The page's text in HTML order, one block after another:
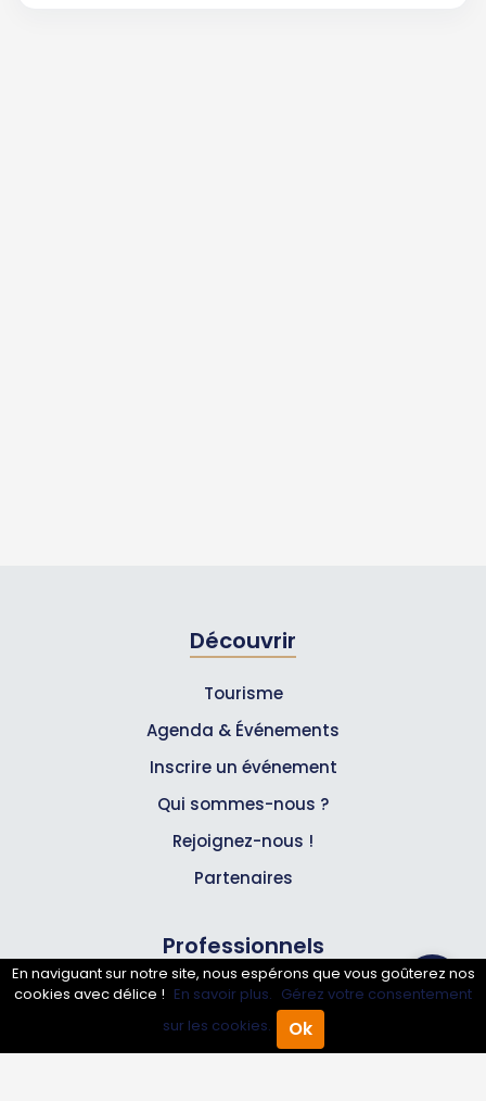
Annuaire Pro Agenda
Découvrir
Tourisme
Agenda & Événements
Inscrire un événement
Qui sommes-nous ?
Rejoignez-nous !
Partenaires
Professionnels
Annuaire pro
Inscrire mon entreprise
En naviguant sur notre site, nous espérons que vous goûterez nos
cookies avec délice ! En savoir plus. Gérez votre consentement
sur les cookies.
Ok